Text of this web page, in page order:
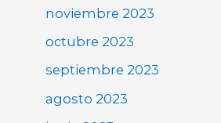
noviembre 2023
octubre 2023
septiembre 2023
agosto 2023